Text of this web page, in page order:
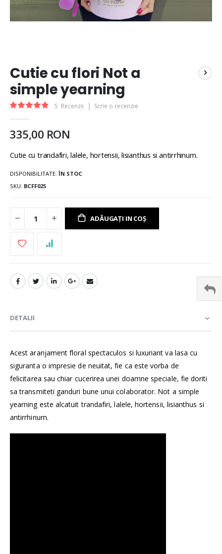
Cutie cu flori Not a
simple yearning
Rating: 5 Recenzii Scrie o recenzie
335,00 RON
Cutie cu trandafiri, lalele, hortensii, lisianthus si antirrhinum.
DISPONIBILITATE: ÎN STOC
SKU BCFF025
ADĂUGAȚI IN COȘ
DETALII
Acest aranjament floral spectaculos si luxuriant va lasa cu
siguranta o impresie de neuitat, fie ca este vorba de
felicitarea sau chiar cucerirea unei doamne speciale, fie doriti
sa transmiteti ganduri bune unui colaborator. Not a simple
yearning este alcatuit trandafiri, lalele, hortensii, lisianthus si
antirrhinum.